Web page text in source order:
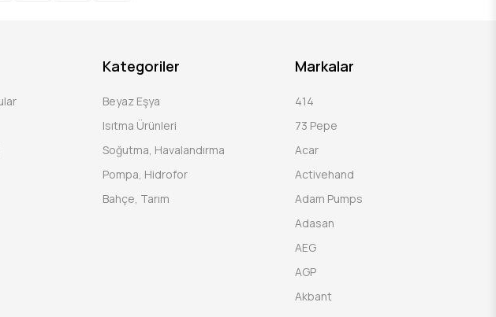
Kategoriler
Beyaz Eşya
Isıtma Ürünleri
Soğutma, Havalandırma
Pompa, Hidrofor
Bahçe, Tarım
Markalar
414
73 Pepe
Acar
Activehand
Adam Pumps
Adasan
AEG
AGP
Akbant